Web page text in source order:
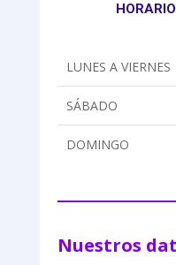
LUNES A VIERNES
SÁBADO
DOMINGO
Nuestros